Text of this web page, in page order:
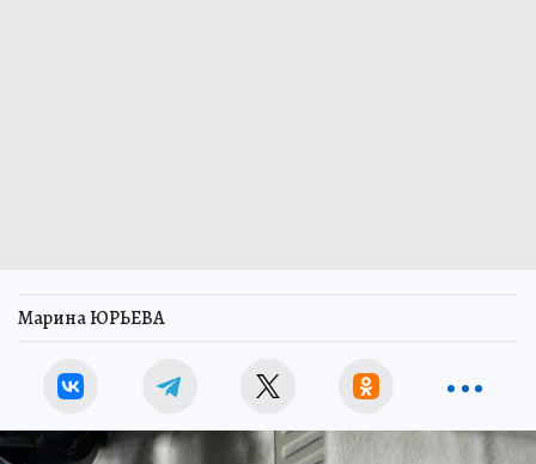
Марина ЮРЬЕВА